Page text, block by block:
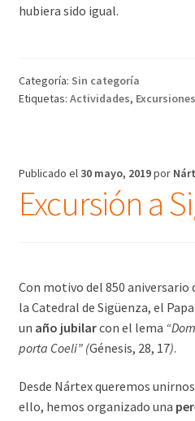
hubiera sido igual.
Categoría: Sin categoría
Etiquetas: Actividades, Excursiones
Publicado el30 mayo, 2019por
Excursión a
Con motivo del 850 aniversario
la Catedral de Sigüenza, el
un año jubilarcon el lema
porta Coeli” (Génesis, 28, 17).
Desde Nártex queremos
ello, hemos organizado una